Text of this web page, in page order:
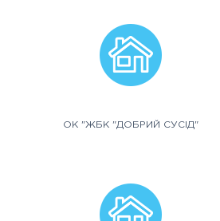
ОК "ЖБК "ДОБРИЙ СУСІД"